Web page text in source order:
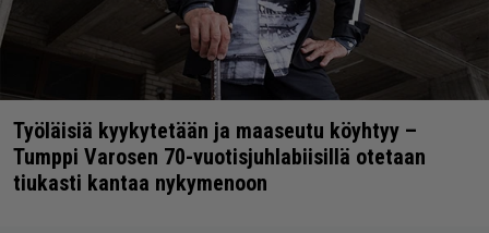
Työläisiä kyykytetään ja maaseutu köyhtyy –
Tumppi Varosen 70-vuotisjuhlabiisillä otetaan
tiukasti kantaa nykymenoon